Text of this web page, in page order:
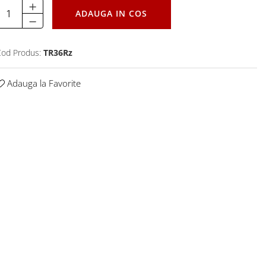
ADAUGA IN COS
Produs: TR36Rz
Adauga la Favorite